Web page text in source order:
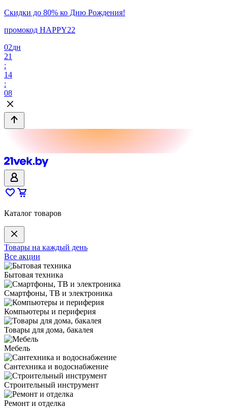
Скидки до 80% ко Дню Рождения!
промокод HAPPY22
02дн
21
:
14
:
08
Каталог товаров
Товары на каждый день
Все акции
Бытовая техника
Смартфоны, ТВ и электроника
Компьютеры и периферия
Товары для дома, бакалея
Мебель
Сантехника и водоснабжение
Строительный инструмент
Ремонт и отделка